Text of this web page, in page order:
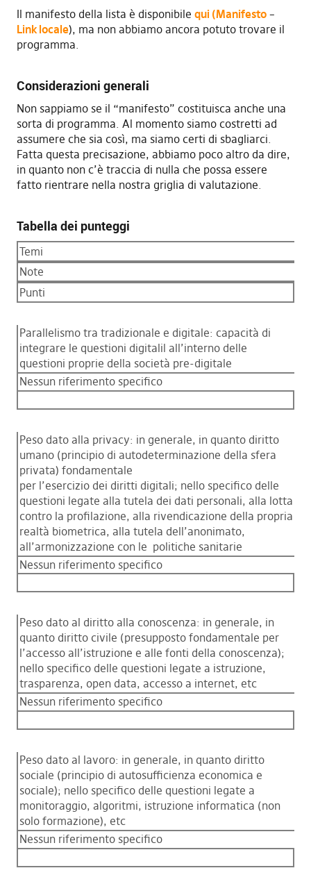
Il manifesto della lista è disponibile qui (Manifesto–
Link locale), ma non abbiamo ancora potuto trovare il
programma.
Considerazioni generali
Non sappiamo se il “manifesto” costituisca anche una
sorta di programma. Al momento siamo costretti ad
assumere che sia così, ma siamo certi di sbagliarci.
Fatta questa precisazione, abbiamo poco altro da dire,
in quanto non c’è traccia di nulla che possa essere
fatto rientrare nella nostra griglia di valutazione.
Tabella dei punteggi
Temi
Note
Punti
Parallelismo tra tradizionale e digitale: capacità di
integrare le questioni digitalil all’interno delle
questioni proprie della società pre-digitale
Nessun riferimento specifico
Peso dato alla privacy: in generale, in quanto diritto
umano (principio di autodeterminazione della sfera
privata) fondamentale
per l’esercizio dei diritti digitali; nello specifico delle
questioni legate alla tutela dei dati personali, alla lotta
contro la profilazione, alla rivendicazione della propria
realtà biometrica, alla tutela dell’anonimato,
all’armonizzazione con le politiche sanitarie
Nessun riferimento specifico
Peso dato al diritto alla conoscenza: in generale, in
quanto diritto civile (presupposto fondamentale per
l’accesso all’istruzione e alle fonti della conoscenza);
nello specifico delle questioni legate a istruzione,
trasparenza, open data, accesso a internet, etc
Nessun riferimento specifico
Peso dato al lavoro: in generale, in quanto diritto
sociale (principio di autosufficienza economica e
sociale); nello specifico delle questioni legate a
monitoraggio, algoritmi, istruzione informatica (non
solo formazione), etc
Nessun riferimento specifico